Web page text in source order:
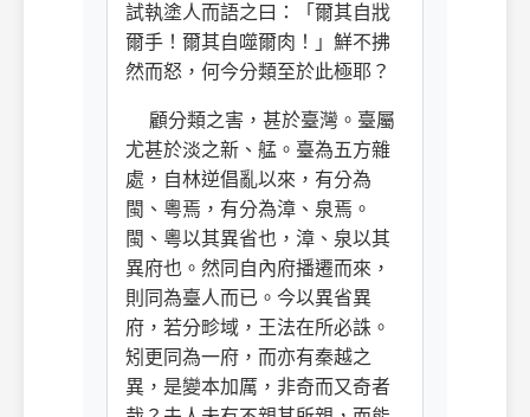
試執塗人而語之曰：「爾其自戕
爾手！爾其自噬爾肉！」鮮不拂
然而怒，何今分類至於此極耶？
顧分類之害，甚於臺灣。臺屬
尤甚於淡之新、艋。臺為五方雜
處，自林逆倡亂以來，有分為
閩、粵焉，有分為漳、泉焉。
閩、粵以其異省也，漳、泉以其
異府也。然同自內府播遷而來，
則同為臺人而已。今以異省異
府，若分畛域，王法在所必誅。
矧更同為一府，而亦有秦越之
異，是變本加厲，非奇而又奇者